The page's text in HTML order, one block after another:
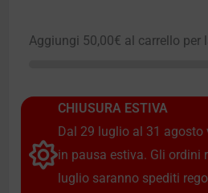
Aggiungi 50,00€ al carrello per
CHIUSURA ESTIVA
Dal 29 luglio al 31
in pausa estiva. Gli ordini
luglio saranno spediti